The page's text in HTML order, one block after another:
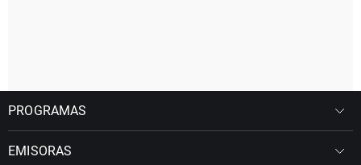
PROGRAMAS
EMISORAS